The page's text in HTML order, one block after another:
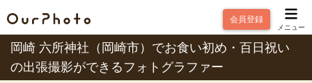
会員登録
メニュー
岡崎 六所神社（岡崎市）でお食い初め・百日祝い
の出張撮影ができるフォトグラファー